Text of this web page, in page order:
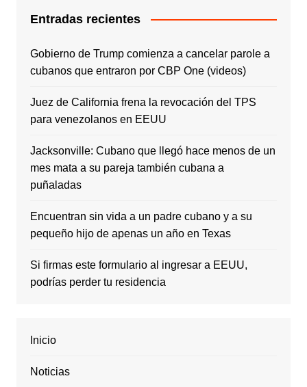
Entradas recientes
Gobierno de Trump comienza a cancelar parole a
cubanos que entraron por CBP One (videos)
Juez de California frena la revocación del TPS
para venezolanos en EEUU
Jacksonville: Cubano que llegó hace menos de un
mes mata a su pareja también cubana a
puñaladas
Encuentran sin vida a un padre cubano y a su
pequeño hijo de apenas un año en Texas
Si firmas este formulario al ingresar a EEUU,
podrías perder tu residencia
Inicio
Noticias